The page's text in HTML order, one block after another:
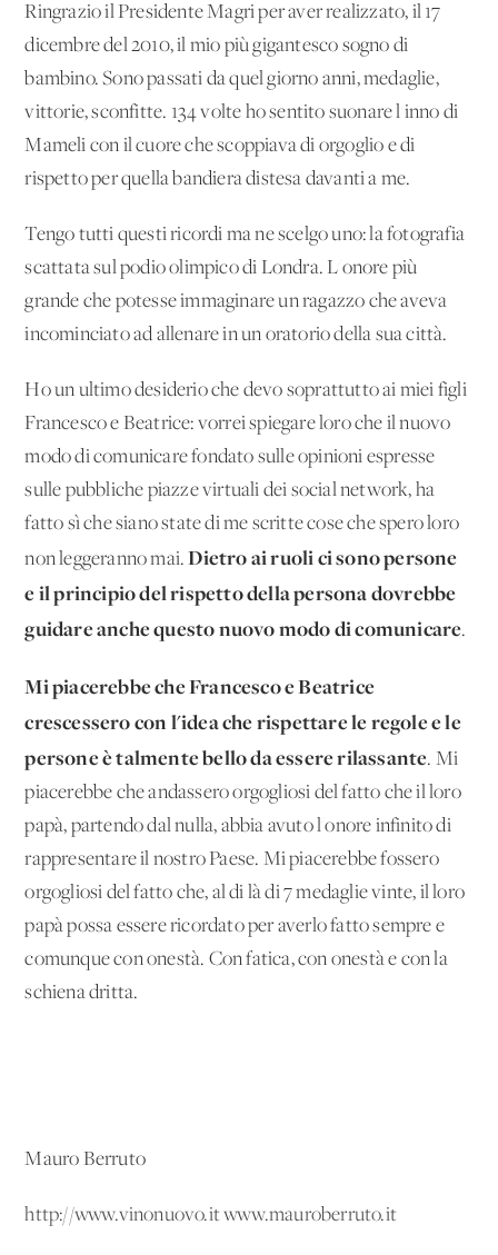
Ringrazio il Presidente Magri per aver realizzato, il 17
dicembre del 2010, il mio più gigantesco sogno di
bambino. Sono passati da quel giorno anni, medaglie,
vittorie, sconfitte. 134 volte ho sentito suonare l'inno di
Mameli con il cuore che scoppiava di orgoglio e di
rispetto per quella bandiera distesa davanti a me.
Tengo tutti questi ricordi ma ne scelgo uno: la fotografia
scattata sul podio olimpico di Londra. L'onore più
grande che potesse immaginare un ragazzo che aveva
incominciato ad allenare in un oratorio della sua città.
Ho un ultimo desiderio che devo soprattutto ai miei figli
Francesco e Beatrice: vorrei spiegare loro che il nuovo
modo di comunicare fondato sulle opinioni espresse
sulle pubbliche piazze virtuali dei social network, ha
fatto sì che siano state di me scritte cose che spero loro
non leggeranno mai.Dietro ai ruoli ci sono persone
e il principio del rispetto della persona dovrebbe
guidare anche questo nuovo modo di comunicare.
Mi piacerebbe che Francesco e Beatrice
crescessero con l'idea che rispettare le regole e le
persone è talmente bello da essere rilassante. Mi
piacerebbe che andassero orgogliosi del fatto che il loro
papà, partendo dal nulla, abbia avuto l'onore infinito di
rappresentare il nostro Paese. Mi piacerebbe fossero
orgogliosi del fatto che, al di là di 7 medaglie vinte, il loro
papà possa essere ricordato per averlo fatto sempre e
comunque con onestà. Con fatica, con onestà e con la
schiena dritta.
Mauro Berruto
http://www.vinonuovo.it www.mauroberruto.it